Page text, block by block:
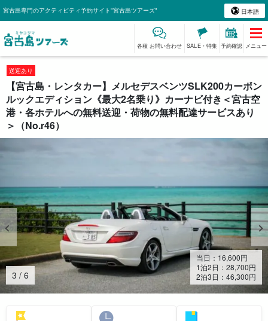
宮古島専門のアクティビティ予約サイト"宮古島ツアーズ" 日本語
各種 お問い合わせ SALE・特集 予約確認 メニュー
送迎あり
【宮古島・レンタカー】メルセデスベンツSLK200カーボン
ルックエディション《最大2名乗り》カーナビ付き＜宮古空
港・各ホテルへの無料送迎・荷物の無料配達サービスあり
＞（No.r46）
3 / 6
当日： 16,600円
1泊2日： 28,700円
2泊3日： 46,300円